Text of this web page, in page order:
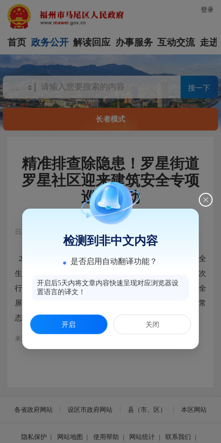
登录
首页 政务公开 解读回应 办事服务 互动交流 走进
搜一下
长者模式
精准排查除隐患！罗星街道
罗星社区迎来建筑安全专项
巡查行动
日期：2025-06-05 10:45
2025年6月5日下午，福建省住房和城乡建设厅办公室安全
生产督导组深入罗星社区，开展建筑安全专项巡查。此次
行动通过专业排查精准识别安全隐患，全力筑牢建筑安全
屏障。后续，社区将持续加大隐患排查整治力度，健全常
态化巡查监管机制，切实守护居民生命财产安全。
来源：马尾区罗星街道
各省政府网站 设区市政府网站 县（市、区） 本区网站
隐私保护 | 网站地图 | 使用帮助 | 网站统计 | 联系我们 |
检测到非中文内容
是否启用自动翻译功能？
开启后5天内将文章内容快速呈现对应浏览器设
置语言的译文！
开启 关闭